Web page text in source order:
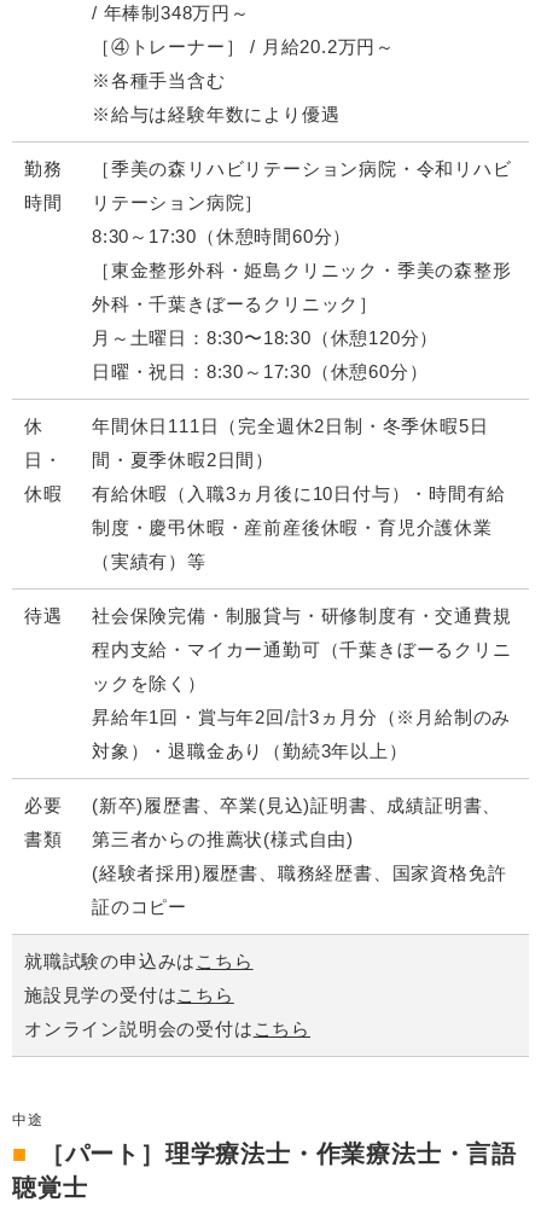
/ 年棒制348万円～
［④トレーナー］ / 月給20.2万円～
※各種手当含む
※給与は経験年数により優遇
勤務
時間
［季美の森リハビリテーション病院・令和リハビ
リテーション病院］
8:30～17:30（休憩時間60分）
［東金整形外科・姫島クリニック・季美の森整形
外科・千葉きぼーるクリニック］
月～土曜日：8:30〜18:30（休憩120分）
日曜・祝日：8:30～17:30（休憩60分）
休
日・
休暇
年間休日111日（完全週休2日制・冬季休暇5日
間・夏季休暇2日間）
有給休暇（入職3ヵ月後に10日付与）・時間有給
制度・慶弔休暇・産前産後休暇・育児介護休業
（実績有）等
待遇
社会保険完備・制服貸与・研修制度有・交通費規
程内支給・マイカー通勤可（千葉きぼーるクリニ
ックを除く）
昇給年1回・賞与年2回/計3ヵ月分（※月給制のみ
対象）・退職金あり（勤続3年以上）
必要
書類
(新卒)履歴書、卒業(見込)証明書、成績証明書、
第三者からの推薦状(様式自由)
(経験者採用)履歴書、職務経歴書、国家資格免許
証のコピー
就職試験の申込みは こちら
施設見学の受付はこちら
オンライン説明会の受付は こちら
中途
［パート］理学療法士・作業療法士・言語
聴覚士